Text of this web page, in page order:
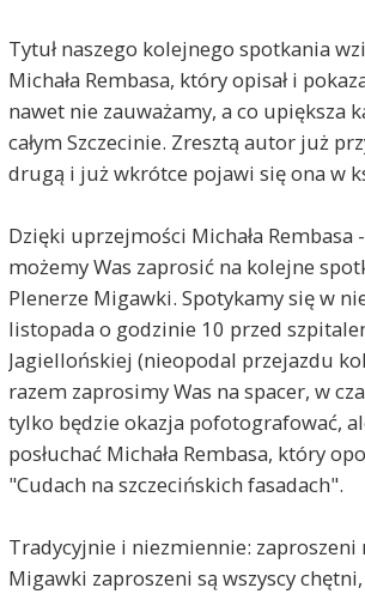
Tytuł naszego kolejnego spotkania
Michała Rembasa, który opisał i
nawet nie zauważamy, a co upiększa
całym Szczecinie. Zresztą autor już
drugą i już wkrótce pojawi się ona w
Dzięki uprzejmości Michała Rembasa
możemy Was zaprosić na kolejne
Plenerze Migawki. Spotykamy się w
listopada o godzinie 10 przed
Jagiellońskiej (nieopodal przejazdu
razem zaprosimy Was na spacer, w
tylko będzie okazja pofotografować,
posłuchać Michała Rembasa, który
"Cudach na szczecińskich fasadach".
Tradycyjnie i niezmiennie: zaproszeni
Migawki zaproszeni są wszyscy